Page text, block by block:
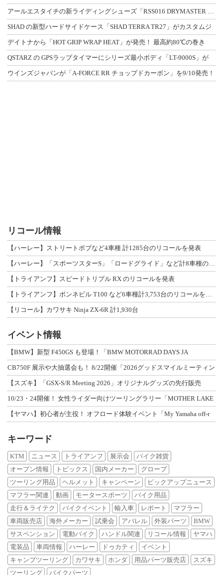
アールエスタイチの新ライディングシューズ「RSS016 DRYMASTER スト
SHAD の新型ハードサイドケース「SHAD TERRA TR27」がカスタムジ
デイトナから「HOT GRIP WRAP HEAT」が発売！ 最高約80℃の巻き
QSTARZ の GPSラップタイマーにシリーズ最小ボディ「LT-9000S」が
ウインズジャパンが「A-FORCE RR チョップドカーボン」を9/10発売！
リコール情報
【ハーレー】ストリートボブなど4車種 計1285台のリコールを発表
【ハーレー】「スポーツスターS」「ロードグライド」など計8車種のリコールを発表
【トライアンフ】スピードトリプル RX のリコールを発表
【トライアンフ】ボンネビル T100 など6車種計3,753台のリコールを発表
【リコール】カワサキ Ninja ZX-6R 計1,930台
イベント情報
【BMW】新型 F450GS も登場！「BMW MOTORRAD DAYS JA
CB750F 展示や大抽選会も！ 8/22開催「2026グッドスマイルミーティン
【スズキ】「GSX-S/R Meeting 2026」オリジナルグッズの先行販売
10/23・24開催！ 女性ライダー向けツーリングラリー「MOTHER LAKE
【ヤマハ】初心者が主役！ オフロード体験イベント「My Yamaha off-r
キーワード
KTM ニュース トライアンフ 展示会
バイク雑貨
オープン情報
トピックス 国内メーカー
グローブ
ツーリング用品
ヘルメット キャンペーン
ピックアップニュース
マフラー関連
動画 モータースポーツ
バイク用品
走行＆ライテク
バイクイベント 輸入車 レポート
マフラー
車両販売店
海外メーカー 試乗会 アパレル 外装パーツ
BMW
サスペンション
電動バイク ハンドル関連 リコール情報
ヤマハ
電装品
車両情報 ハーレー ドゥカティ
イベント
キャンプツーリング
カワサキ ホンダ 用品パーツ販売店
スズキ
ツーリング
バイクパーツ